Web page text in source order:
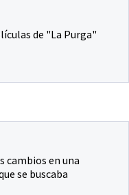
de "La Purga"
cambios en una
se buscaba